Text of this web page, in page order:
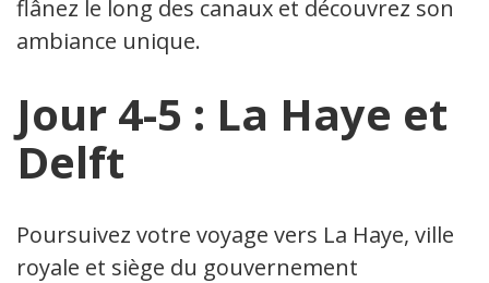
flânez le long des canaux et découvrez son
ambiance unique.
Jour 4-5 : La Haye et
Delft
Poursuivez votre voyage vers La Haye, ville
royale et siège du gouvernement